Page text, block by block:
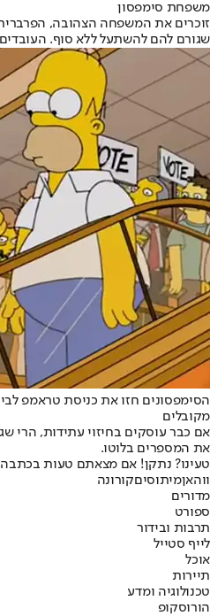
משפחת סימפסון
שגורם להם להשתעל ללא סוף.
הסימפסונים חזו את כניסת טראמפ
מקובלים
אם כבר עוסקים בחיזוי עתידות, הרי
את המספרים בלוטו.
טעינו? נתקן! אם מצאתם טעות
ווהאןמיתוסיםקורונה
מדורים
ספורט
תרבות ובידור
לייף סטייל
אוכל
תיירות
טכנולוגיה ומדע
הורוסקופ